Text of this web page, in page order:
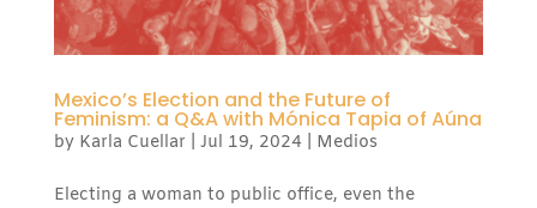
Mexico’s Election and the Future of
Feminism: a Q&A with Mónica Tapia of Aúna
by Karla Cuellar Jul 19, 2024| Medios
Electing a woman to public office, even the